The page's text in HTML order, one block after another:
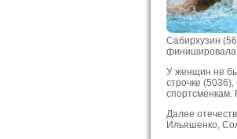
Сабирхузин
финишировала
У женщин не
строчке
Далее
Ильяшенко,